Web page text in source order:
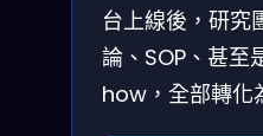
台上線後，研究
論、SOP、甚
how，全部轉化